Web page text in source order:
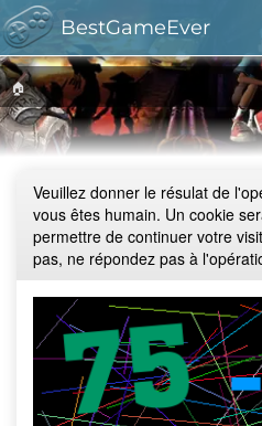
BestGameEver
🏠
Veuillez donner le résulat de
vous êtes humain. Un cookie
permettre de continuer votre
pas, ne répondez pas à